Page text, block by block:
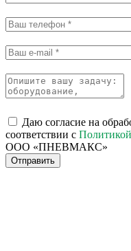
Даю согласие на
соответствии с
ООО «ПНЕВМАКС»
Отправить